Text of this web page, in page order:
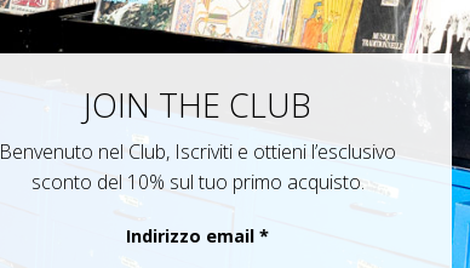
JOIN THE CLUB
Benvenuto nel Club, Iscriviti e ottieni l’esclusivo
sconto del 10% sul tuo primo acquisto.
Indirizzo email *